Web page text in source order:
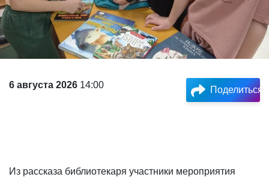
6 августа 2026 14:00 Поделиться
Из рассказа библиотекаря участники мероприятия